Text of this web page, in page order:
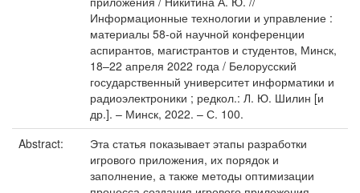
Информационные технологии и управление :
материалы 58-ой научной конференции
аспирантов, магистрантов и студентов, Минск,
18–22 апреля 2022 года / Белорусский
государственный университет информатики и
радиоэлектроники ; редкол.: Л. Ю. Шилин [и
др.]. – Минск, 2022. – С. 100.
Abstract:
Эта статья показывает этапы разработки
игрового приложения, их порядок и
заполнение, а также методы оптимизации